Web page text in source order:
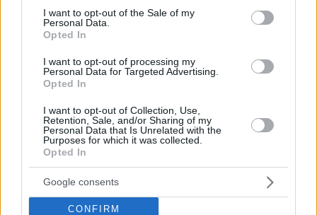
consent section.
I want to opt-out of the Sale of my
Personal Data.
Opted In
I want to opt-out of processing my
Personal Data for Targeted Advertising.
Opted In
I want to opt-out of Collection, Use,
Retention, Sale, and/or Sharing of my
Personal Data that Is Unrelated with the
Purposes for which it was collected.
Opted In
Google consents
CONFIRM